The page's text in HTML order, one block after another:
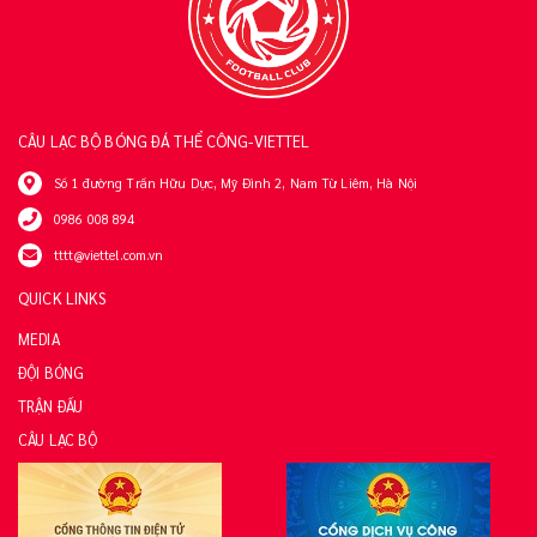
CÂU LẠC BỘ BÓNG ĐÁ THỂ CÔNG-VIETTEL
Số 1 đường Trần Hữu Dực, Mỹ Đình 2, Nam Từ Liêm, Hà Nội
0986 008 894
tttt@viettel.com.vn
QUICK LINKS
MEDIA
ĐỘI BÓNG
TRẬN ĐẤU
CÂU LẠC BỘ